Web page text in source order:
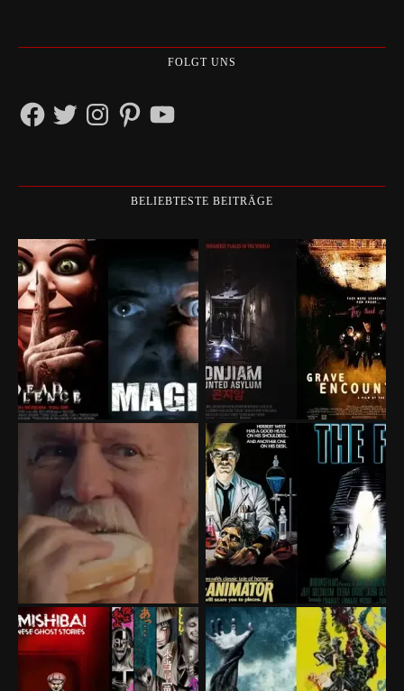
FOLGT UNS
FacebookTwitterInstagramPinterestYouTube
BELIEBTESTE BEITRÄGE